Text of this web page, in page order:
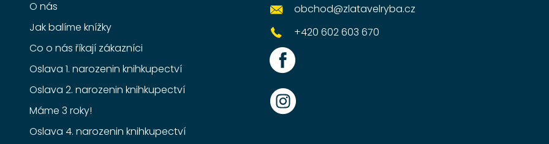
O nás
Jak balíme knížky
Co o nás říkají zákazníci
Oslava 1. narozenin knihkupectví
Oslava 2. narozenin knihkupectví
Máme 3 roky!
Oslava 4. narozenin knihkupectví
obchod@zlatavelryba.cz
+420 602 603 670